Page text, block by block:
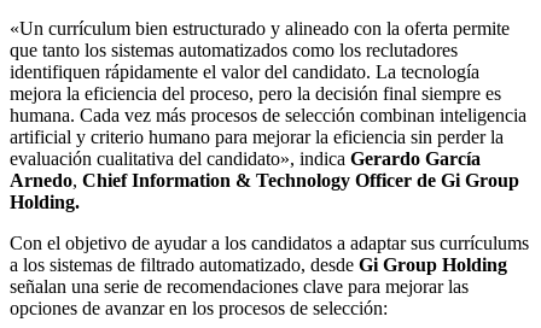
«Un currículum bien estructurado y alineado con la oferta permite
que tanto los sistemas automatizados como los reclutadores
identifiquen rápidamente el valor del candidato. La tecnología
mejora la eficiencia del proceso, pero la decisión final siempre es
humana. Cada vez más procesos de selección combinan inteligencia
artificial y criterio humano para mejorar la eficiencia sin perder la
evaluación cualitativa del candidato», indica Gerardo García
Arnedo, Chief Information & Technology Officer de Gi Group
Holding.
Con el objetivo de ayudar a los candidatos a adaptar sus currículums
a los sistemas de filtrado automatizado, desde Gi Group Holding
señalan una serie de recomendaciones clave para mejorar las
opciones de avanzar en los procesos de selección: